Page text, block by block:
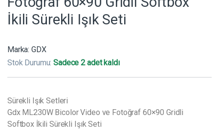
İkili Sürekli Işık Seti
Marka: GDX
Stok Durumu:Sadece 2 adet kaldı
Sürekli Işık Setleri
Gdx ML230W Bicolor Video ve Fotoğraf 60×90 Gridli
Softbox İkili Sürekli Işık Seti